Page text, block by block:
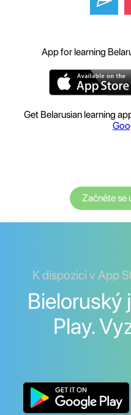
App for learning
Get Belarusian learning
Začněte se
K dispozici v App
Bieloruský
Play.